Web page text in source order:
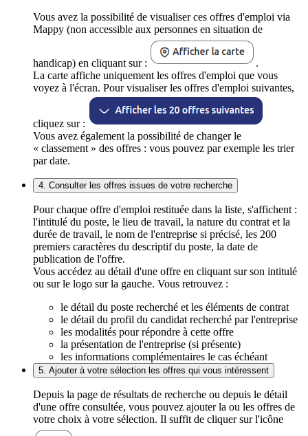
Vous avez la possibilité de visualiser ces offres d'emploi via
Mappy (non accessible aux personnes en situation de
handicap) en cliquant sur :
.
La carte affiche uniquement les offres d'emploi que vous
voyez à l'écran. Pour visualiser les offres d'emploi suivantes,
cliquez sur :
Vous avez également la possibilité de changer le
« classement » des offres : vous pouvez par exemple les trier
par date.
4. Consulter les offres issues de votre recherche
Pour chaque offre d'emploi restituée dans la liste, s'affichent :
l'intitulé du poste, le lieu de travail, la nature du contrat et la
durée de travail, le nom de l'entreprise si précisé, les 200
premiers caractères du descriptif du poste, la date de
publication de l'offre.
Vous accédez au détail d'une offre en cliquant sur son intitulé
ou sur le logo sur la gauche. Vous retrouvez :
le détail du poste recherché et les éléments de contrat
le détail du profil du candidat recherché par l'entreprise
les modalités pour répondre à cette offre
la présentation de l'entreprise (si présente)
les informations complémentaires le cas échéant
5. Ajouter à votre sélection les offres qui vous intéressent
Depuis la page de résultats de recherche ou depuis le détail
d'une offre consultée, vous pouvez ajouter la ou les offres de
votre choix à votre sélection. Il suffit de cliquer sur l'icône